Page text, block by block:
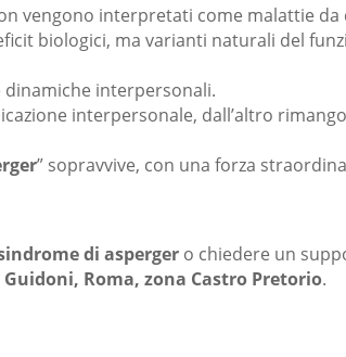
vengono interpretati come malattie da
biologici, ma varianti naturali del
dinamiche interpersonali.
interpersonale, dall’altro
” sopravvive, con una forza
di asperger o chiedere un
Guidoni, Roma, zona Castro Pretorio.